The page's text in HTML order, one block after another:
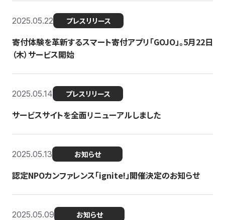
2025.05.22 プレスリリース
寄付体験を革新するスマート寄付アプリ「GOJO」。5月22日
（木）サービス開始
2025.05.14 プレスリリース
サービスサイトを全面リニューアルしました
2025.05.13 お知らせ
認定NPOカンファレンス「ignite!」開催決定のお知らせ
2025.05.09 お知らせ